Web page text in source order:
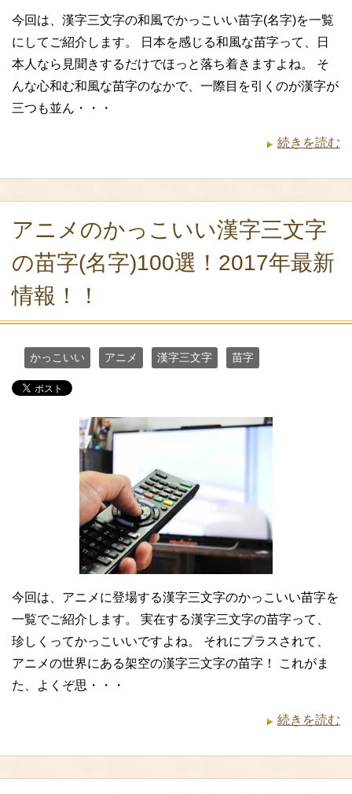
今回は、漢字三文字の和風でかっこいい苗字(名字)を一覧
にしてご紹介します。 日本を感じる和風な苗字って、日
本人なら見聞きするだけでほっと落ち着きますよね。 そ
んな心和む和風な苗字のなかで、一際目を引くのが漢字が
三つも並ん・・・
続きを読む
アニメのかっこいい漢字三文字
の苗字(名字)100選！2017年最新
情報！！
かっこいい アニメ 漢字三文字 苗字
今回は、アニメに登場する漢字三文字のかっこいい苗字を
一覧でご紹介します。 実在する漢字三文字の苗字って、
珍しくってかっこいいですよね。 それにプラスされて、
アニメの世界にある架空の漢字三文字の苗字！ これがま
た、よくぞ思・・・
続きを読む